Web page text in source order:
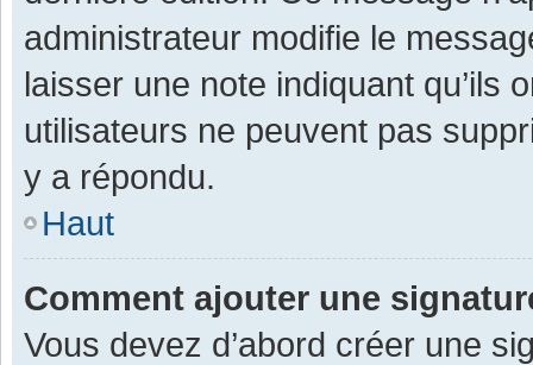
administrateur modifie le
laisser une note indiquant qu’ils
utilisateurs ne peuvent pas
y a répondu.
Haut
Comment ajouter une
Vous devez d’abord créer une